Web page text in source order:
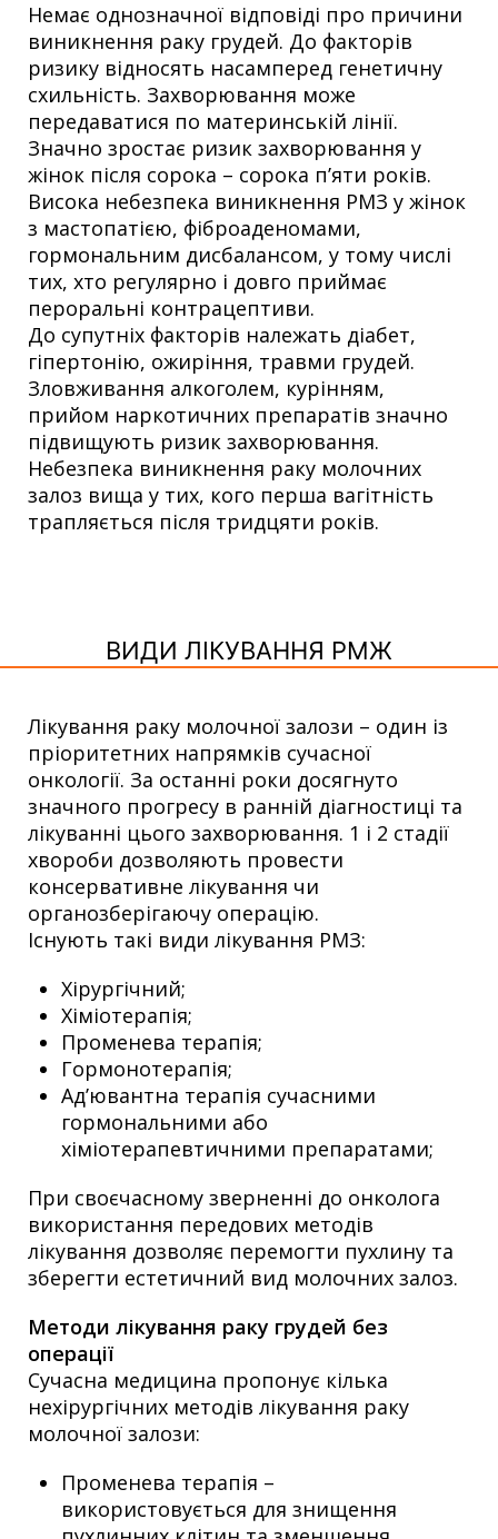
Немає однозначної відповіді про причини
виникнення раку грудей. До факторів
ризику відносять насамперед генетичну
схильність. Захворювання може
передаватися по материнській лінії.
Значно зростає ризик захворювання у
жінок після сорока – сорока п’яти років.
Висока небезпека виникнення РМЗ у жінок
з мастопатією, фіброаденомами,
гормональним дисбалансом, у тому числі
тих, хто регулярно і довго приймає
пероральні контрацептиви.
До супутніх факторів належать діабет,
гіпертонію, ожиріння, травми грудей.
Зловживання алкоголем, курінням,
прийом наркотичних препаратів значно
підвищують ризик захворювання.
Небезпека виникнення раку молочних
залоз вища у тих, кого перша вагітність
трапляється після тридцяти років.
ВИДИ ЛІКУВАННЯ РМЖ
Лікування раку молочної залози – один із
пріоритетних напрямків сучасної
онкології. За останні роки досягнуто
значного прогресу в ранній діагностиці та
лікуванні цього захворювання. 1 і 2 стадії
хвороби дозволяють провести
консервативне лікування чи
органозберігаючу операцію.
Існують такі види лікування РМЗ:
Хірургічний;
Хіміотерапія;
Променева терапія;
Гормонотерапія;
Ад’ювантна терапія сучасними
гормональними або
хіміотерапевтичними препаратами;
При своєчасному зверненні до онколога
використання передових методів
лікування дозволяє перемогти пухлину та
зберегти естетичний вид молочних залоз.
Методи лікування раку грудей без
операції
Сучасна медицина пропонує кілька
нехірургічних методів лікування раку
молочної залози:
Променева терапія –
використовується для знищення